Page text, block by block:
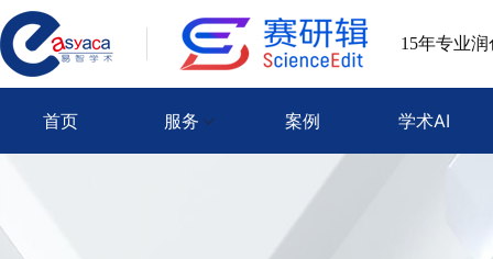
15年专业
首页 服务 案例 学术AI